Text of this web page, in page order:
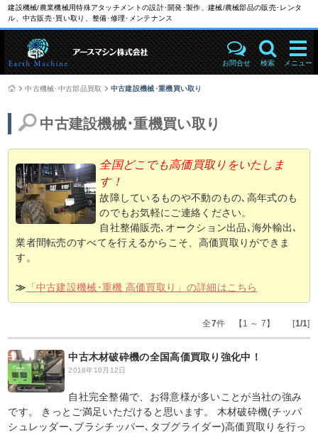
建設機械/農業機械用特殊アタッチメントの設計･開発･製作、建械/農械部品の販売･レンタ
ル、中古販売･買い取り、整備･修理･メンテナンス
お問合せ 検索 メニュー
中古機械･中古部品買取 中古建設機械･重機買い取り
中古建設機械･重機買い取り
全国どこでも高価買取りをいたしま
す！
故障しているものや不動のもの､高年式のも
のでもお気軽にご連絡ください。
自社整備販売､オークション出品､海外輸出､
業者間転売のすべてを行えるからこそ、高価買取りができま
す。
≫ 「中古建設機械･重機 高価買取り」の詳細はこちら
全7件 【1 ～ 7】 [1/1]
中古木材破砕機の全国高価買取り強化中！
2018年10月12日
自社完全整備で、お得意様が多いことが当社の強み
です。 きっとご満足いただけると思います。 木材破砕機(チッパ
シュレッダー､ブラシチッパー､タブグライダー)高価買取りを行っ